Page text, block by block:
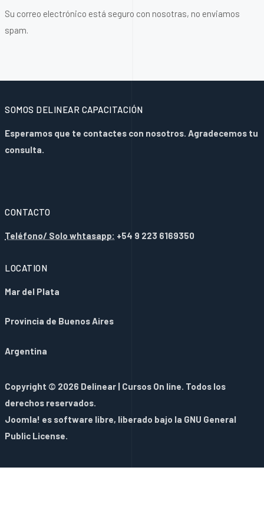
Su correo electrónico está seguro con nosotras, no enviamos
spam.
SOMOS DELINEAR CAPACITACIÓN
Esperamos que te contactes con nosotros. Agradecemos tu
consulta.
CONTACTO
Teléfono/ Solo whtasapp: +54 9 223 6169350
LOCATION
Mar del Plata
Provincia de Buenos Aires
Argentina
Copyright © 2026 Delinear | Cursos On line. Todos los
derechos reservados.
Joomla! es software libre, liberado bajo la GNU General
Public License.